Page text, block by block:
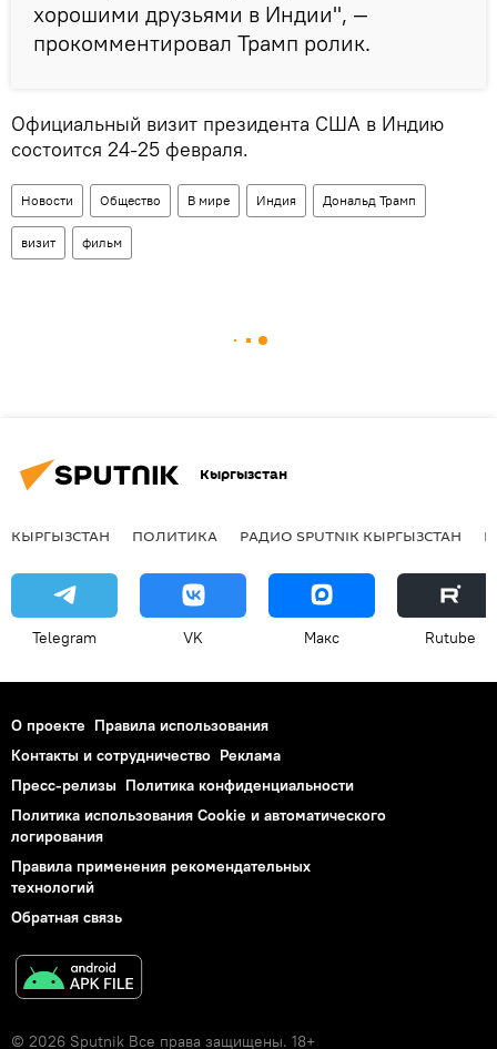
хорошими друзьями в Индии", —
прокомментировал Трамп ролик.
Официальный визит президента США в Индию
состоится 24-25 февраля.
Новости Общество В мире Индия Дональд Трамп
визит фильм
Кыргызстан
КЫРГЫЗСТАН ПОЛИТИКА РАДИО SPUTNIK КЫРГЫЗСТАН
Telegram VK Макс Rutube
О проекте Правила использования
Контакты и сотрудничество Реклама
Пресс-релизы Политика конфиденциальности
Политика использования Cookie и автоматического
логирования
Правила применения рекомендательных
технологий
Обратная связь
© 2026 Sputnik Все права защищены. 18+